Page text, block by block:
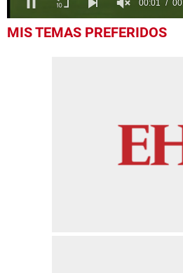
seconds
MIS TEMAS PREFERIDOS